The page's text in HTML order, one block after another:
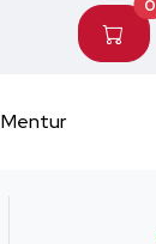
0
Mentur